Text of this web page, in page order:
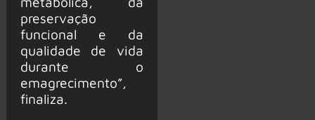
preservação
funcional e da
qualidade de vida
durante o
emagrecimento”,
finaliza.